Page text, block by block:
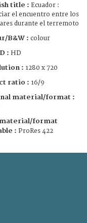
title : Ecuador :
el encuentro entre los
durante el terremoto
B&W : colour
: HD
: 1280 x 720
ratio : 16/9
material/format :
format
: ProRes 422